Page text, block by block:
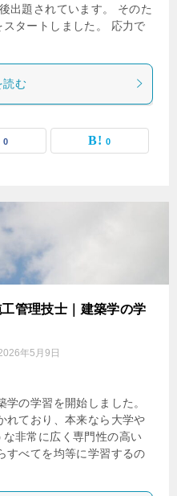
出題されています。 そのた
タートしました。 応力で
読む
0 0
管理技士｜建築学の学
年5月9日
の学習を開始しました。
れており、本来なら大学や
非常に広く専門性の高い
すべてを均等に学習するの